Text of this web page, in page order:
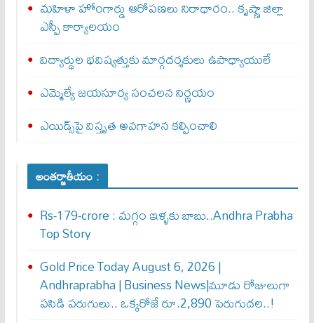
మహిళా హోంగార్డు ఆరోపణలు నిరాధారం.. కృష్ణా జిల్లా
ఎస్పీ కార్యాలయం
విద్యార్థుల భవిష్యత్తుకు మార్గదర్శకులు ఉపాధ్యాయులే
ఎమ్మెల్యే జయసూర్య సంచలన నిర్ణయం
ఎయిడ్స్‌పై విస్తృత అవగాహన కల్పించాలి
అంతర్జాతీయం :
Rs-179-crore : మ‌గ్గం ఇళ్ళ‌కు బాబు..Andhra Prabha
Top Story
Gold Price Today August 6, 2026 |
Andhraprabha | Business News|మూడు రోజులుగా
పసిడి పరుగులు.. ఒక్కరోజే రూ.2,890 పెరుగుద‌ల‌..!